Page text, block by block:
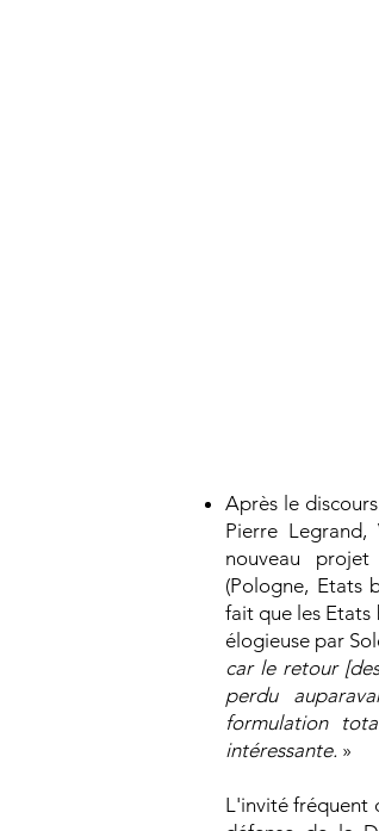
Après le
Pierre
nouveau
(Pologne, Etats
fait que les Etats
élogieuse par
car le retour
perdu
formulation
intéressante. »
L'invité fréquent